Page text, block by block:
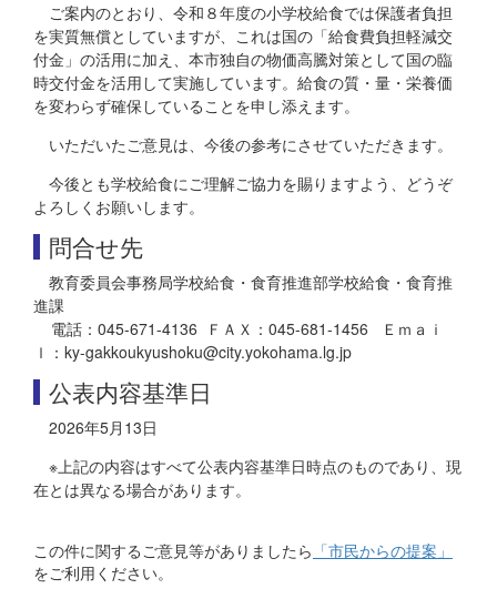
ご案内のとおり、令和８年度の小学校給食では保護者負担
を実質無償としていますが、これは国の「給食費負担軽減交
付金」の活用に加え、本市独自の物価高騰対策として国の臨
時交付金を活用して実施しています。給食の質・量・栄養価
を変わらず確保していることを申し添えます。
いただいたご意見は、今後の参考にさせていただきます。
今後とも学校給食にご理解ご協力を賜りますよう、どうぞ
よろしくお願いします。
問合せ先
教育委員会事務局学校給食・食育推進部学校給食・食育推
進課
電話：045-671-4136 ＦＡＸ：045-681-1456 Ｅｍａｉ
ｌ：ky-gakkoukyushoku@city.yokohama.lg.jp
公表内容基準日
2026年5月13日
※上記の内容はすべて公表内容基準日時点のものであり、現
在とは異なる場合があります。
この件に関するご意見等がありましたら 「市民からの提案」
をご利用ください。